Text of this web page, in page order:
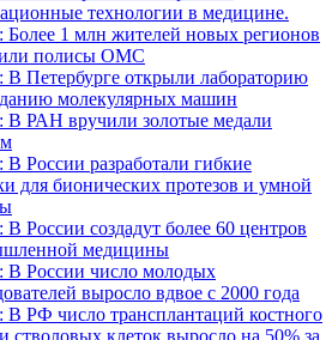
технологии в медицине.
1 млн жителей новых регионов
полисы ОМС
Петербурге открыли лабораторию
молекулярных машин
РАН вручили золотые медали
России разработали гибкие
для бионических протезов и умной
России создадут более 60 центров
медицины
России число молодых
выросло вдвое с 2000 года
РФ число трансплантаций костного
стволовых клеток выросло на 50% за